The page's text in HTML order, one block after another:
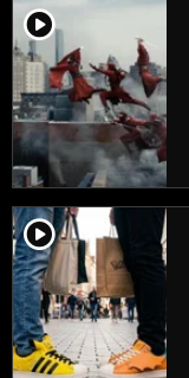
player2
player2